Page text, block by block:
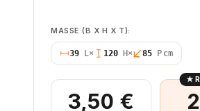
MASSE (B X H X T):
39 L× 120 H× 85 P cm
3,50 €
★